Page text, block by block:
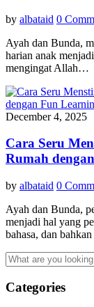
by albataid 0
Ayah dan Bunda,
harian anak
mengingat Allah…
December 4, 2025
Cara Seru
Rumah
by albataid 0
Ayah dan Bunda,
menjadi hal yang
bahasa, dan
Categories